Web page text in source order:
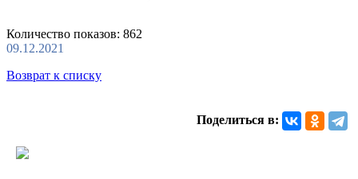
Количество показов: 862
09.12.2021
Возврат к списку
Поделиться в: